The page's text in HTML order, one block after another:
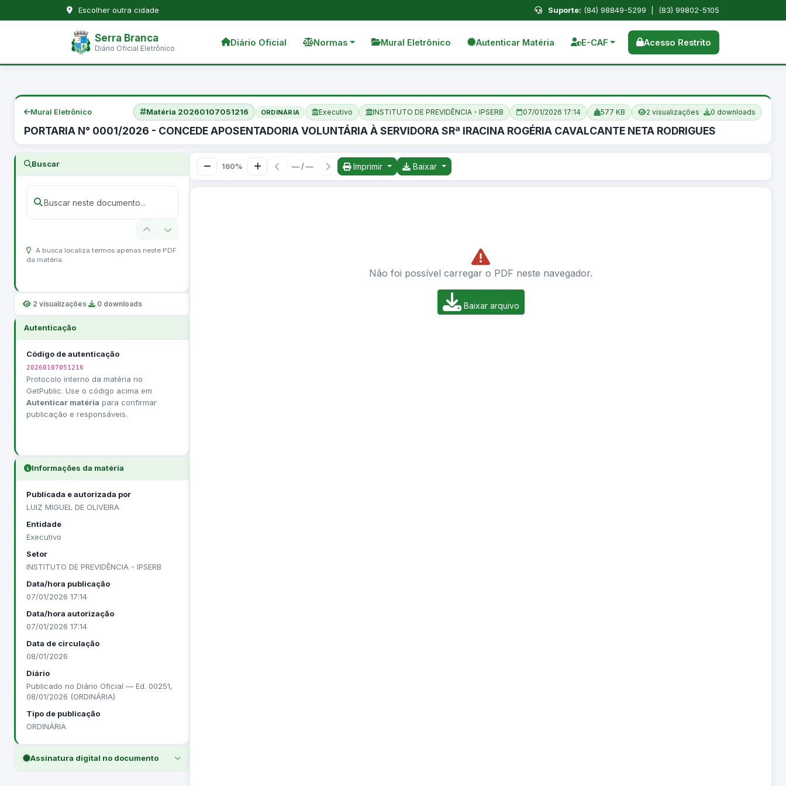
Escolher outra cidade Suporte: (84) 98849-5299 | (83) 99802-5105
Serra Branca
Diário Oficial Eletrônico
Diário Oficial Normas Mural Eletrônico Autenticar Matéria E-CAF Acesso Restrito
Mural Eletrônico Matéria 20260107051216 ORDINÁRIA Executivo INSTITUTO DE PREVIDÊNCIA - IPSERB 07/01/2026 17:14 577 KB 2 visualizações · 0 downloads
PORTARIA N° 0001/2026 - CONCEDE APOSENTADORIA VOLUNTÁRIA À SERVIDORA SRª IRACINA ROGÉRIA CAVALCANTE NETA RODRIGUES
Buscar
A busca localiza termos apenas neste PDF
da matéria.
2 visualizações 0 downloads
Autenticação
Código de autenticação
20260107051216
Protocolo interno da matéria no
GetPublic. Use o código acima em
Autenticar matéria para confirmar
publicação e responsáveis.
Informações da matéria
Publicada e autorizada por
LUIZ MIGUEL DE OLIVEIRA
Entidade
Executivo
Setor
INSTITUTO DE PREVIDÊNCIA - IPSERB
Data/hora publicação
07/01/2026 17:14
Data/hora autorização
07/01/2026 17:14
Data de circulação
08/01/2026
Diário
Publicado no Diário Oficial — Ed. 00251,
08/01/2026 (ORDINÁRIA)
Tipo de publicação
ORDINÁRIA
Assinatura digital no documento
160% — / — Imprimir Baixar
Não foi possível carregar o PDF neste navegador.
Baixar arquivo